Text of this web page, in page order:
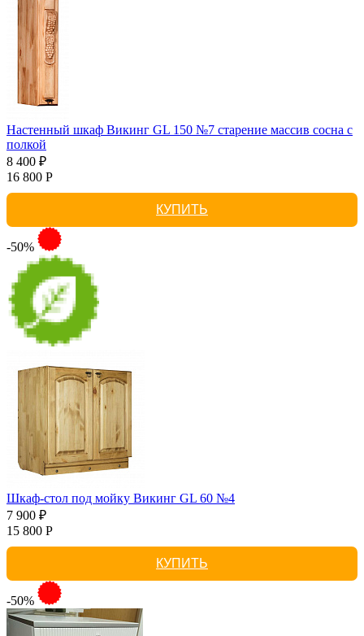
Настенный шкаф Викинг GL 150 №7 старение массив сосна с
полкой
8 400 ₽
16 800 Р
КУПИТЬ
-50%
Шкаф-стол под мойку Викинг GL 60 №4
7 900 ₽
15 800 Р
КУПИТЬ
-50%